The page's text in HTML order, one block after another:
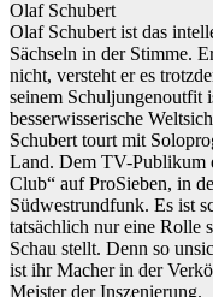
Olaf Schubert
Olaf Schubert ist das
Sächseln in der Stimme.
nicht, versteht er es
seinem Schuljungenoutfit
besserwisserische
Schubert tourt mit
Land. Dem TV-Publikum
Club“ auf ProSieben, in
Südwestrundfunk. Es ist
tatsächlich nur eine Rolle
Schau stellt. Denn so
ist ihr Macher in der
Meister der Inszenierung.